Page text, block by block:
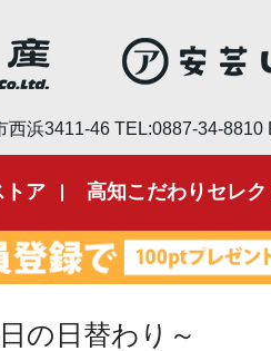
西浜3411-46 TEL:0887-34-8810
トア 高知こだわりセレク
の日替わり～